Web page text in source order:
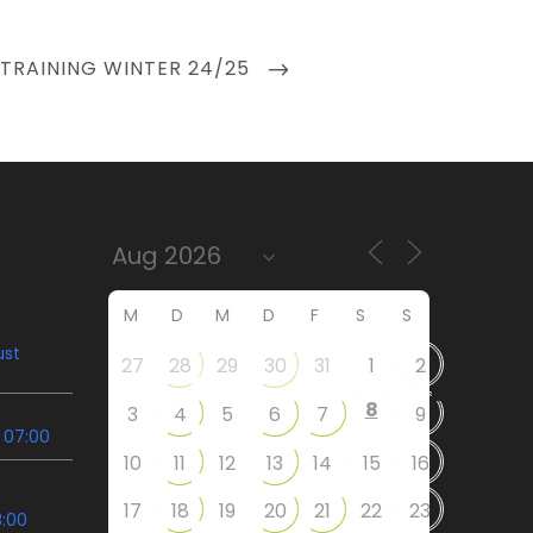
WINTER 24/25
M D M D F S S
27 28 29 30 31 1
2
3
4 5 6 7 8
9
10
11 12 13 14 15
16
17
18 19 20 21 22 23